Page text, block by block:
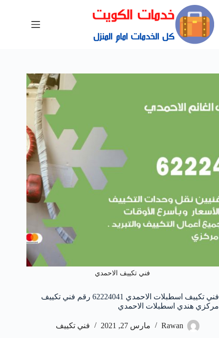
فني تكييف الاحمدي
فني تكييف اسطبلات الاحمدي 62224041 رقم فني تكييف
مركزي هندي اسطبلات الاحمدي
Rawan مارس 27, 2021 فني تكييف